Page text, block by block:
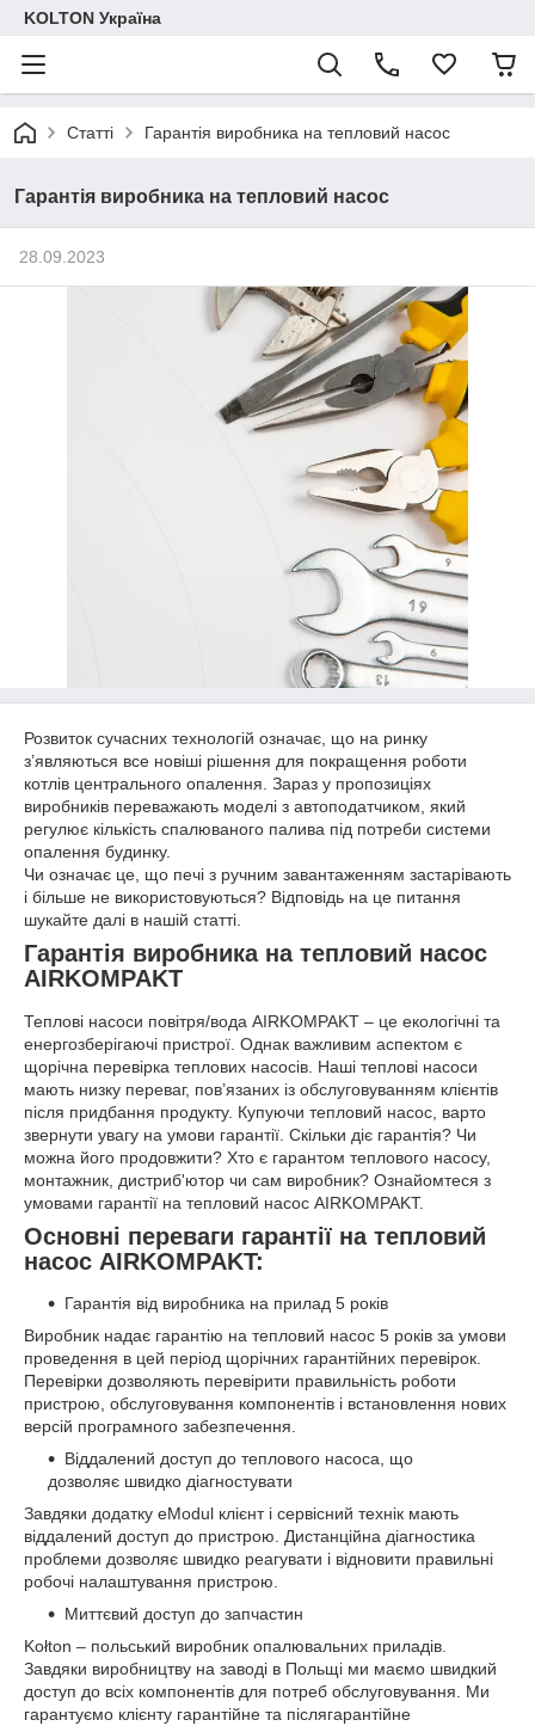
KOLTON Україна
Статті Гарантія виробника на тепловий насос
Гарантія виробника на тепловий насос
28.09.2023
Розвиток сучасних технологій означає, що на ринку
з’являються все новіші рішення для покращення роботи
котлів центрального опалення. Зараз у пропозиціях
виробників переважають моделі з автоподатчиком, який
регулює кількість спалюваного палива під потреби системи
опалення будинку.
Чи означає це, що печі з ручним завантаженням застарівають
і більше не використовуються? Відповідь на це питання
шукайте далі в нашій статті.
Гарантія виробника на тепловий насос
AIRKOMPAKT
Теплові насоси повітря/вода AIRKOMPAKT – це екологічні та
енергозберігаючі пристрої. Однак важливим аспектом є
щорічна перевірка теплових насосів. Наші теплові насоси
мають низку переваг, пов’язаних із обслуговуванням клієнтів
після придбання продукту. Купуючи тепловий насос, варто
звернути увагу на умови гарантії. Скільки діє гарантія? Чи
можна його продовжити? Хто є гарантом теплового насосу,
монтажник, дистриб'ютор чи сам виробник? Ознайомтеся з
умовами гарантії на тепловий насос AIRKOMPAKT.
Основні переваги гарантії на тепловий
насос AIRKOMPAKT:
Гарантія від виробника на прилад 5 років
Виробник надає гарантію на тепловий насос 5 років за умови
проведення в цей період щорічних гарантійних перевірок.
Перевірки дозволяють перевірити правильність роботи
пристрою, обслуговування компонентів і встановлення нових
версій програмного забезпечення.
Віддалений доступ до теплового насоса, що
дозволяє швидко діагностувати
Завдяки додатку eModul клієнт і сервісний технік мають
віддалений доступ до пристрою. Дистанційна діагностика
проблеми дозволяє швидко реагувати і відновити правильні
робочі налаштування пристрою.
Миттєвий доступ до запчастин
Kołton – польський виробник опалювальних приладів.
Завдяки виробництву на заводі в Польщі ми маємо швидкий
доступ до всіх компонентів для потреб обслуговування. Ми
гарантуємо клієнту гарантійне та післягарантійне